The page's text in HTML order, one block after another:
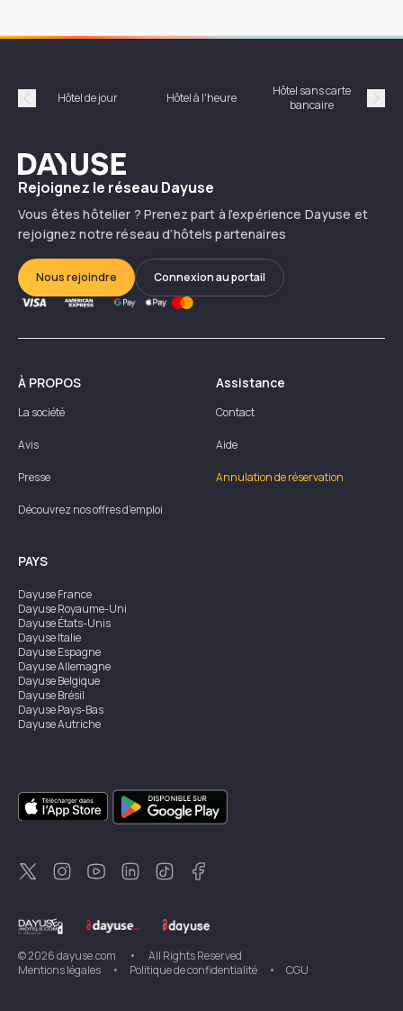
Précédent
Hôtel de jour Hôtel à l'heure
Hôtel sans carte
bancaire
Dayuse
Rejoignez le réseau Dayuse
Vous êtes hôtelier ? Prenez part à l’expérience Dayuse et
rejoignez notre réseau d’hôtels partenaires
Nous rejoindre Connexion au portail
À PROPOS
La société
Avis
Presse
Découvrez nos offres d'emploi
Assistance
Contact
Aide
Annulation de réservation
PAYS
DayuseFrance
DayuseRoyaume-Uni
DayuseÉtats-Unis
DayuseItalie
DayuseEspagne
DayuseAllemagne
DayuseBelgique
DayuseBrésil
DayusePays-Bas
DayuseAutriche
DayuseSingapour
DayuseSuède
DayuseThaïlande
DayuseNouvelle-Zélande
DayuseTurquie
©2026dayuse.com •
All Rights Reserved
Mentions légales
• Politique de confidentialité • CGU